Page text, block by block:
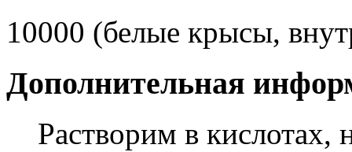
10000 (белые крысы,
Дополнительная
Растворим в кислотах,